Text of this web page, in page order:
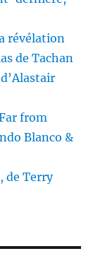
révélation
de Tachan
from
Blanco &
de Terry